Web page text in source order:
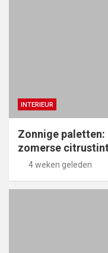
INTERIEUR
Zonnige
zomerse
4 weken geleden